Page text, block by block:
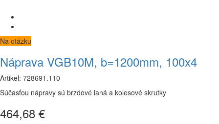
Na otázku
Náprava VGB10M, b=1200mm, 100x4
Artikel: 728691.110
Súčasťou nápravy sú brzdové laná a kolesové skrutky
464,68 €